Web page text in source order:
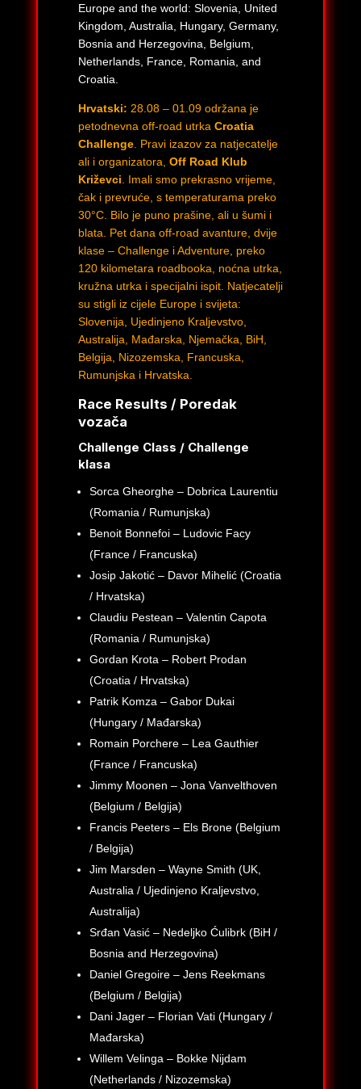
Europe and the world: Slovenia, United
Kingdom, Australia, Hungary, Germany,
Bosnia and Herzegovina, Belgium,
Netherlands, France, Romania, and
Croatia.
Hrvatski: 28.08 – 01.09 održana je
petodnevna off-road utrka Croatia
Challenge. Pravi izazov za natjecatelje
ali i organizatora, Off Road Klub
Križevci . Imali smo prekrasno vrijeme,
čak i prevruće, s temperaturama preko
30°C. Bilo je puno prašine, ali u šumi i
blata. Pet dana off-road avanture, dvije
klase – Challenge i Adventure, preko
120 kilometara roadbooka, noćna utrka,
kružna utrka i specijalni ispit. Natjecatelji
su stigli iz cijele Europe i svijeta:
Slovenija, Ujedinjeno Kraljevstvo,
Australija, Mađarska, Njemačka, BiH,
Belgija, Nizozemska, Francuska,
Rumunjska i Hrvatska.
Race Results / Poredak
vozača
Challenge Class / Challenge
klasa
Sorca Gheorghe – Dobrica Laurentiu
(Romania / Rumunjska)
Benoit Bonnefoi – Ludovic Facy
(France / Francuska)
Josip Jakotić – Davor Mihelić (Croatia
/ Hrvatska)
Claudiu Pestean – Valentin Capota
(Romania / Rumunjska)
Gordan Krota – Robert Prodan
(Croatia / Hrvatska)
Patrik Komza – Gabor Dukai
(Hungary / Mađarska)
Romain Porchere – Lea Gauthier
(France / Francuska)
Jimmy Moonen – Jona Vanvelthoven
(Belgium / Belgija)
Francis Peeters – Els Brone (Belgium
/ Belgija)
Jim Marsden – Wayne Smith (UK,
Australia / Ujedinjeno Kraljevstvo,
Australija)
Srđan Vasić – Nedeljko Ćulibrk (BiH /
Bosnia and Herzegovina)
Daniel Gregoire – Jens Reekmans
(Belgium / Belgija)
Dani Jager – Florian Vati (Hungary /
Mađarska)
Willem Velinga – Bokke Nijdam
(Netherlands / Nizozemska)